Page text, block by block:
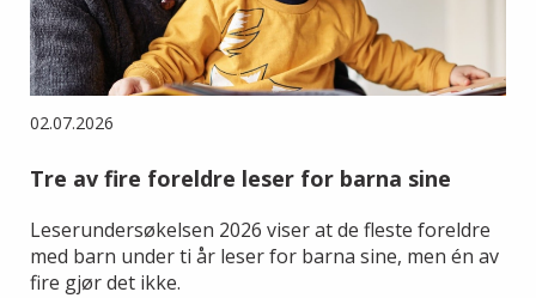
02.07.2026
Tre av fire foreldre leser for barna sine
Leserundersøkelsen 2026 viser at de fleste foreldre
med barn under ti år leser for barna sine, men én av
fire gjør det ikke.